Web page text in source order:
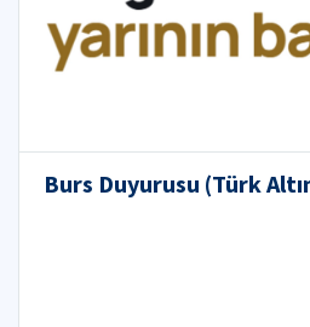
Burs Duyurusu (Türk